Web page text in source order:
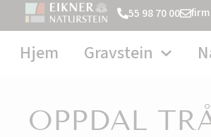
55 98 70 00
Hjem Gravstein
OPPDAL